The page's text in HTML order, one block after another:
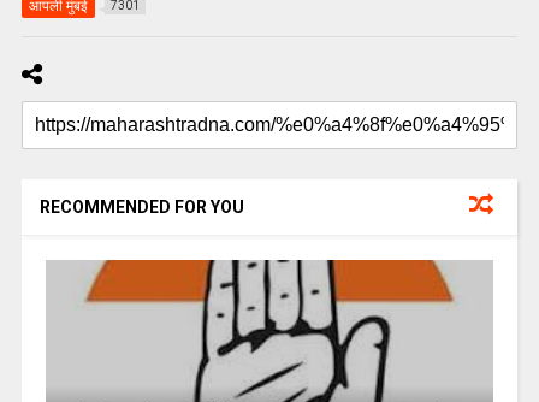
आपली मुंबई 7301
RECOMMENDED FOR YOU